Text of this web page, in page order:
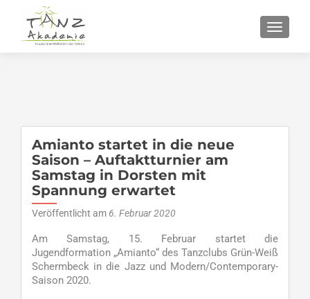
Amianto startet in die neue
Saison – Auftaktturnier am
Samstag in Dorsten mit
Spannung erwartet
Veröffentlicht am 6. Februar 2020
Am Samstag, 15. Februar startet die
Jugendformation „Amianto“ des Tanzclubs Grün-Weiß
Schermbeck in die Jazz und Modern/Contemporary-
Saison 2020.